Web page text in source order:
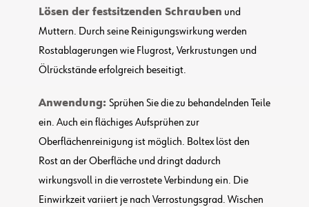
Lösen der festsitzenden Schrauben und
Muttern. Durch seine Reinigungswirkung werden
Rostablagerungen wie Flugrost, Verkrustungen und
Ölrückstände erfolgreich beseitigt.
Anwendung: Sprühen Sie die zu behandelnden Teile
ein. Auch ein flächiges Aufsprühen zur
Oberflächenreinigung ist möglich. Boltex löst den
Rost an der Oberfläche und dringt dadurch
wirkungsvoll in die verrostete Verbindung ein. Die
Einwirkzeit variiert je nach Verrostungsgrad. Wischen